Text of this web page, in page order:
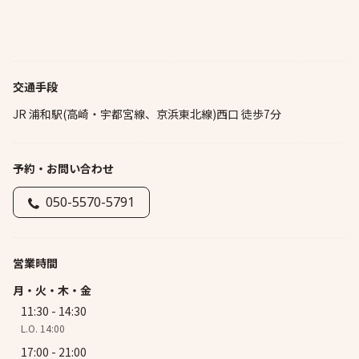
交通手段
JR 浦和駅(高崎・宇都宮線、京浜東北線)西口 徒歩7分
予約・お問い合わせ
050-5570-5791
営業時間
月・火・木・金
11:30 - 14:30
L.O. 14:00
17:00 - 21:00